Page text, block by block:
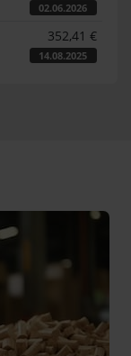
02.06.2026
352,41 €
14.08.2025